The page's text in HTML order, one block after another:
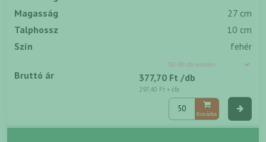
Magasság
27 cm
Talphossz
10 cm
Szín
fehér
Bruttó ár 377,70 Ft /db
297,40 Ft + áfa
Kosárba